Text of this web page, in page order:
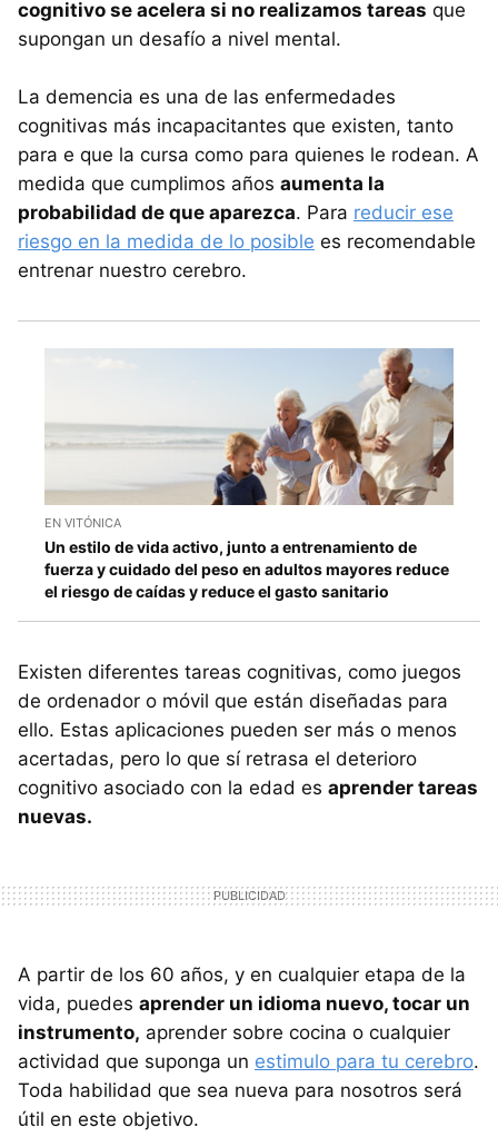
cognitivo se acelera si no realizamos tareas que
supongan un desafío a nivel mental.
La demencia es una de las enfermedades
cognitivas más incapacitantes que existen, tanto
para e que la cursa como para quienes le rodean. A
medida que cumplimos años aumenta la
probabilidad de que aparezca. Para reducir ese
riesgo en la medida de lo posible es recomendable
entrenar nuestro cerebro.
EN VITÓNICA
Un estilo de vida activo, junto a entrenamiento de
fuerza y cuidado del peso en adultos mayores reduce
el riesgo de caídas y reduce el gasto sanitario
Existen diferentes tareas cognitivas, como juegos
de ordenador o móvil que están diseñadas para
ello. Estas aplicaciones pueden ser más o menos
acertadas, pero lo que sí retrasa el deterioro
cognitivo asociado con la edad es aprender tareas
nuevas.
A partir de los 60 años, y en cualquier etapa de la
vida, puedes aprender un idioma nuevo, tocar un
instrumento, aprender sobre cocina o cualquier
actividad que suponga un estimulo para tu cerebro.
Toda habilidad que sea nueva para nosotros será
útil en este objetivo.